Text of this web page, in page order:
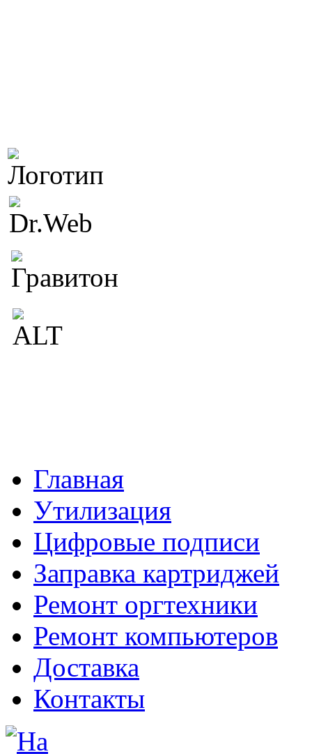
Главная
Утилизация
Цифровые подписи
Заправка картриджей
Ремонт оргтехники
Ремонт компьютеров
Доставка
Контакты